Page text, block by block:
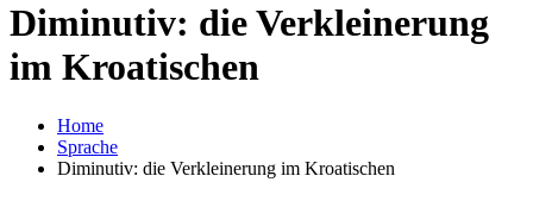
Diminutiv: die Verkleinerung
im Kroatischen
Home
Sprache
Diminutiv: die Verkleinerung im Kroatischen